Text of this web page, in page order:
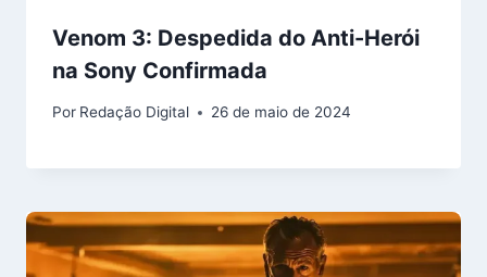
Venom 3: Despedida do Anti-Herói
na Sony Confirmada
Por Redação Digital 26 de maio de 2024